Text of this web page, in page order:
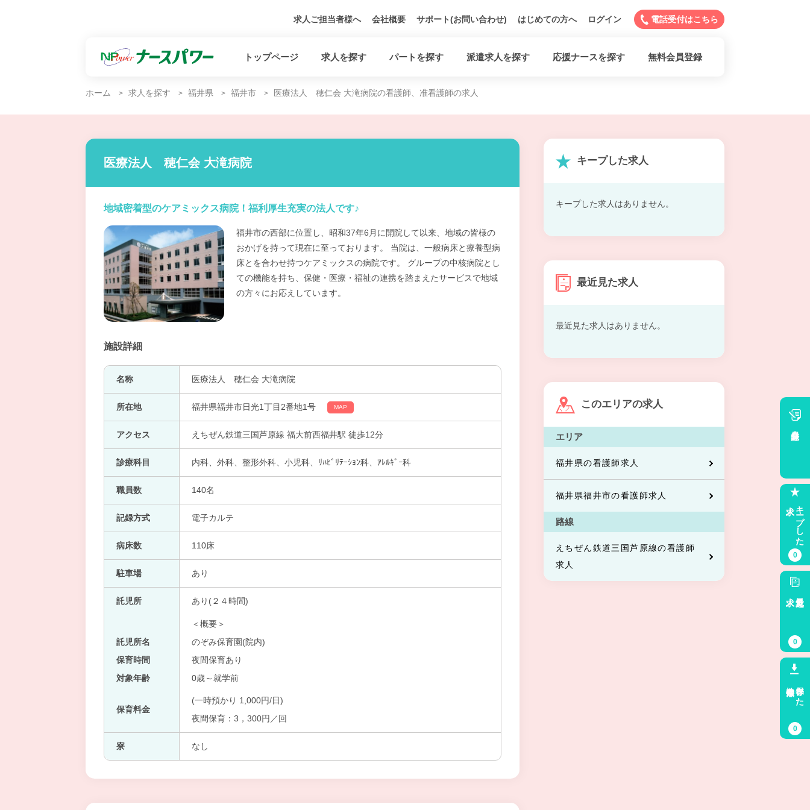
求人ご担当者様へ 会社概要 サポート(お問い合わせ) はじめての方へ ログイン 電話受付はこちら
トップページ 求人を探す パートを探す 派遣求人を探す 応援ナースを探す 無料会員登録
ホーム 求人を探す 福井県 福井市 医療法人 穂仁会 大滝病院の看護師、准看護師の求人
医療法人 穂仁会 大滝病院
地域密着型のケアミックス病院！福利厚生充実の法人です♪
福井市の西部に位置し、昭和37年6月に開院して以来、地域の皆様の
おかげを持って現在に至っております。 当院は、一般病床と療養型病
床とを合わせ持つケアミックスの病院です。 グループの中核病院とし
ての機能を持ち、保健・医療・福祉の連携を踏まえたサービスで地域
の方々にお応えしています。
施設詳細
名称 医療法人 穂仁会 大滝病院
所在地 福井県福井市日光1丁目2番地1号 MAP
アクセス えちぜん鉄道三国芦原線 福大前西福井駅 徒歩12分
診療科目 内科、外科、整形外科、小児科、ﾘﾊﾋﾞﾘﾃｰｼｮﾝ科、ｱﾚﾙｷﾞｰ科
職員数 140名
記録方式 電子カルテ
病床数 110床
駐車場 あり
託児所 あり(２４時間)
＜概要＞
託児所名
のぞみ保育園(院内)
保育時間
夜間保育あり
対象年齢
0歳～就学前
保育料金
(一時預かり 1,000円/日)
夜間保育：3，300円／回
寮 なし
キープした求人
キープした求人はありません。
最近見た求人
最近見た求人はありません。
このエリアの求人
エリア
福井県の看護師求人
福井県福井市の看護師求人
路線
えちぜん鉄道三国芦原線の看護師
求人
キープした
0
最近見た
0
保存した
0